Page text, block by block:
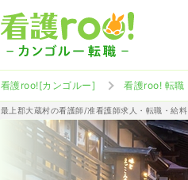
看護roo![カンゴルー] 看護roo! 転職
最上郡大蔵村の看護師/准看護師求人・転職・給料